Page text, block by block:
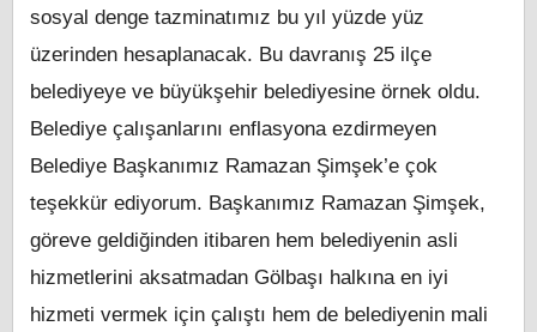
sosyal denge tazminatımız bu yıl yüzde yüz
üzerinden hesaplanacak. Bu davranış 25 ilçe
belediyeye ve büyükşehir belediyesine örnek oldu.
Belediye çalışanlarını enflasyona ezdirmeyen
Belediye Başkanımız Ramazan Şimşek’e çok
teşekkür ediyorum. Başkanımız Ramazan Şimşek,
göreve geldiğinden itibaren hem belediyenin asli
hizmetlerini aksatmadan Gölbaşı halkına en iyi
hizmeti vermek için çalıştı hem de belediyenin mali